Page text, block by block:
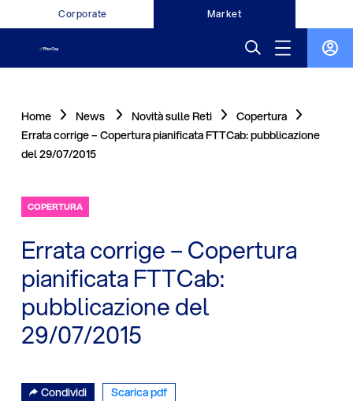
Corporate Market
Home News Novità sulle Reti
Copertura
Errata corrige – Copertura pianificata FTTCab: pubblicazione
del 29/07/2015
COPERTURA
Errata corrige – Copertura
pianificata FTTCab:
pubblicazione del
29/07/2015
Condividi Scarica pdf